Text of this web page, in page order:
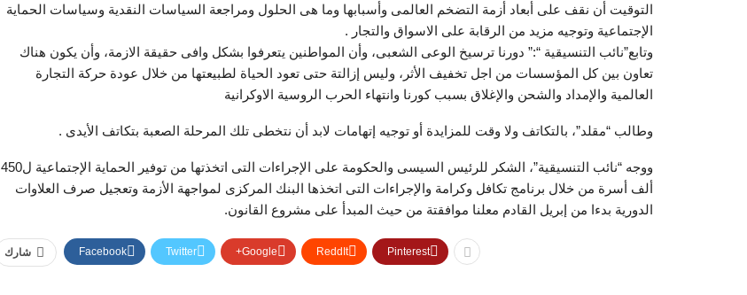
التوقيت أن نقف على أبعاد أزمة التضخم العالمى وأسبابها وما هى الحلول ومراجعة السياسات النقدية وسياسات الحماية
الإجتماعية وتوجيه مزيد من الرقابة على الاسواق والتجار .
وتابع”نائب التنسيقية “:” دورنا ترسيخ الوعى الشعبى، وأن المواطنين يتعرفوا بشكل وافى حقيقة الازمة، وأن يكون هناك
تعاون بين كل المؤسسات من اجل تخفيف الأثر، وليس إزالتة حتى تعود الحياة لطبيعتها من خلال عودة حركة التجارة
العالمية والإمداد والشحن والإغلاق بسبب كورنا وانتهاء الحرب الروسية الاوكرانية
وطالب “مقلد”، بالتكاتف ولا وقت للمزايدة أو توجيه إتهامات لابد أن نتخطى تلك المرحلة الصعبة بتكاتف الأيدى .
ووجه “نائب التنسيقية”، الشكر للرئيس السيسى والحكومة على الإجراءات التى اتخذتها من توفير الحماية الإجتماعية ل450
ألف أسرة من خلال برنامج تكافل وكرامة والإجراءات التى اتخذها البنك المركزى لمواجهة الأزمة وتعجيل صرف العلاوات
الدورية بدءا من إبريل القادم معلنا موافقتة من حيث المبدأ على مشروع القانون.
شارك Facebook Twitter Google+ ReddIt Pinterest